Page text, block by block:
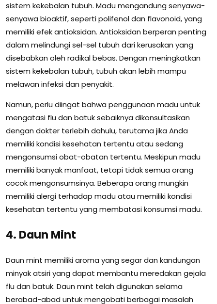
sistem kekebalan tubuh. Madu mengandung senyawa-
senyawa bioaktif, seperti polifenol dan flavonoid, yang
memiliki efek antioksidan. Antioksidan berperan penting
dalam melindungi sel-sel tubuh dari kerusakan yang
disebabkan oleh radikal bebas. Dengan meningkatkan
sistem kekebalan tubuh, tubuh akan lebih mampu
melawan infeksi dan penyakit.
Namun, perlu diingat bahwa penggunaan madu untuk
mengatasi flu dan batuk sebaiknya dikonsultasikan
dengan dokter terlebih dahulu, terutama jika Anda
memiliki kondisi kesehatan tertentu atau sedang
mengonsumsi obat-obatan tertentu. Meskipun madu
memiliki banyak manfaat, tetapi tidak semua orang
cocok mengonsumsinya. Beberapa orang mungkin
memiliki alergi terhadap madu atau memiliki kondisi
kesehatan tertentu yang membatasi konsumsi madu.
4. Daun Mint
Daun mint memiliki aroma yang segar dan kandungan
minyak atsiri yang dapat membantu meredakan gejala
flu dan batuk. Daun mint telah digunakan selama
berabad-abad untuk mengobati berbagai masalah